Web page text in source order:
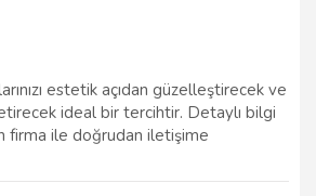
estetik açıdan güzelleştirecek ve
ideal bir tercihtir. Detaylı bilgi
firma ile doğrudan iletişime